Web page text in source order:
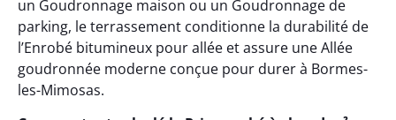
un Goudronnage maison ou un Goudronnage de
parking, le terrassement conditionne la durabilité de
l’Enrobé bitumineux pour allée et assure une Allée
goudronnée moderne conçue pour durer à Bormes-
les-Mimosas.